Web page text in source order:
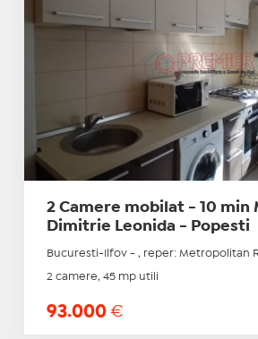
2 Camere mobilat - 10 min
Dimitrie Leonida - Popesti
Bucuresti-Ilfov - , reper: Metropolitan
2 camere, 45 mp utili
93.000 €